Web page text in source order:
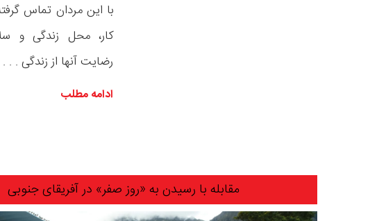
با این مردان تماس
کار، محل زندگی و
رضایت آنها از زندگی . . .
ادامه مطلب
مقابله با رسیدن به «روز صفر» در آفریقای جنوبی